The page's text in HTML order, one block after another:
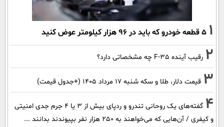
1 ۵ قطعه خودرو که باید در ۹۶ هزار کیلومتر عوض کنید
2 رقیب آینده F-35 چه مشخصاتی دارد؟
3 قیمت دلار، طلا و سکه شنبه ۱۷ مرداد ۱۴۰۵ (+جدول قیمت)
4
گفته‌های یک روحانی تندرو و ردپای بیش از ۳ یا ۴ جرم جدی امنیتی
و کیفری / آن‌هایی که می‌خواهند به ۲۵۰ هزار نفر بپیوندند بدانند ...